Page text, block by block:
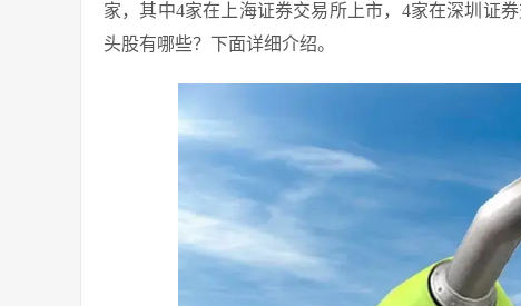
家，其中4家在上海证券交易所上市，4家在深圳证
头股有哪些？下面详细介绍。